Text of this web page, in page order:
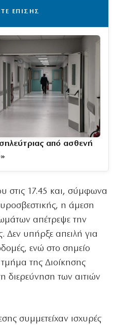
ΕΠΙΣΗΣ
από ασθενή
στις 17.45 και, σύμφωνα
η άμεση
απέτρεψε την
Δεν υπήρξε απειλή για
ενώ στο σημείο
τμήμα της Διοίκησης
διερεύνηση των αιτιών
συμμετείχαν ισχυρές